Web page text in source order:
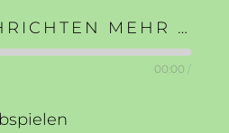
#023 | WARUM DU KEINE NACHRICHTEN MEHR KONSUMIEREN SOLLTEST
00:00 /